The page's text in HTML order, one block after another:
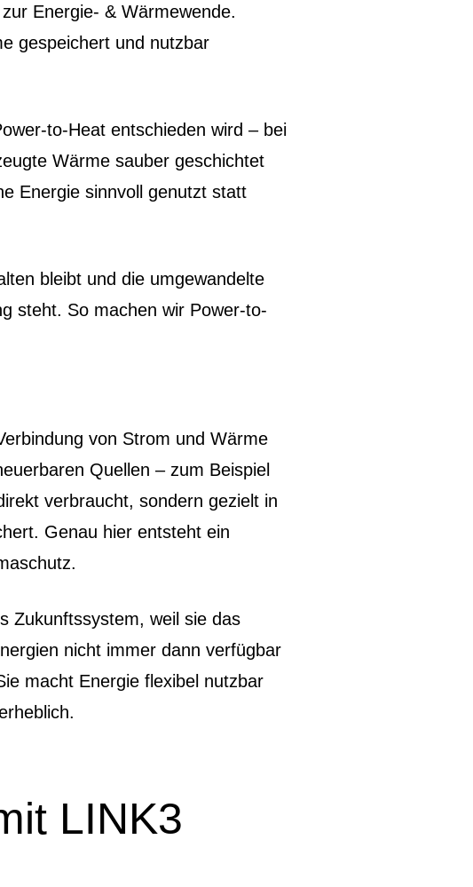
Energie- & Wärmewende.
gespeichert und nutzbar
to-Heat entschieden wird – bei
Wärme sauber geschichtet
Energie sinnvoll genutzt statt
bleibt und die umgewandelte
steht. So machen wir Power-to-
von Strom und Wärme
Quellen – zum Beispiel
verbraucht, sondern gezielt in
Genau hier entsteht ein
Zukunftssystem, weil sie das
nicht immer dann verfügbar
macht Energie flexibel nutzbar
LINK3